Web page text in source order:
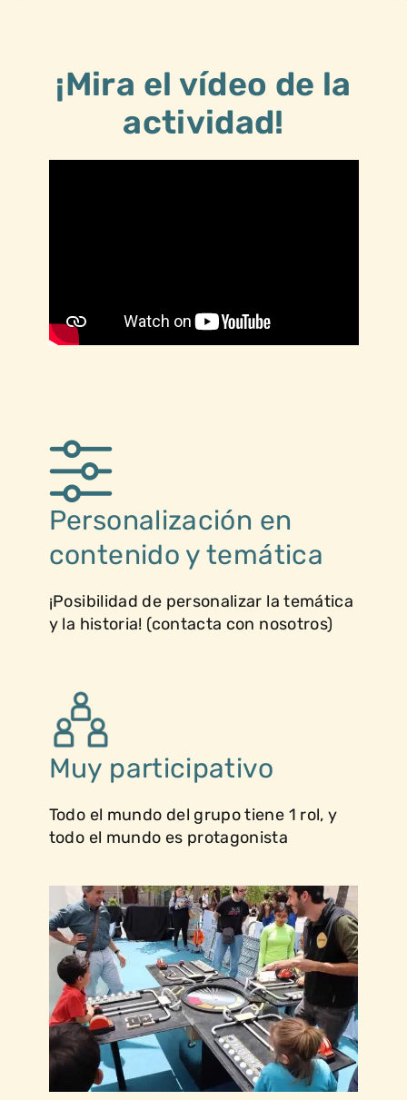
¡Mira el vídeo de la
actividad!
Personalización en
contenido y temática
¡Posibilidad de personalizar la temática
y la historia! (contacta con nosotros)
Muy participativo
Todo el mundo del grupo tiene 1 rol, y
todo el mundo es protagonista